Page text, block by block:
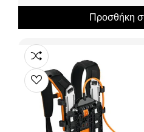
Προσθήκη